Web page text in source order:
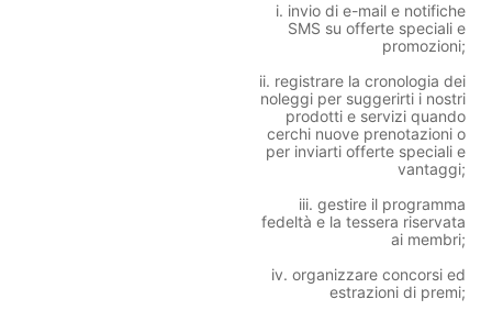
i. invio di e-mail e notifiche
SMS su offerte speciali e
promozioni;
ii. registrare la cronologia dei
noleggi per suggerirti i nostri
prodotti e servizi quando
cerchi nuove prenotazioni o
per inviarti offerte speciali e
vantaggi;
iii. gestire il programma
fedeltà e la tessera riservata
ai membri;
iv. organizzare concorsi ed
estrazioni di premi;